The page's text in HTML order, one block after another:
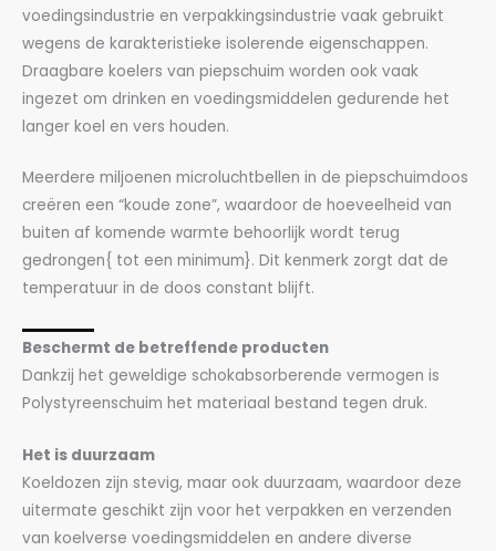
voedingsindustrie en verpakkingsindustrie vaak gebruikt
wegens de karakteristieke isolerende eigenschappen.
Draagbare koelers van piepschuim worden ook vaak
ingezet om drinken en voedingsmiddelen gedurende het
langer koel en vers houden.
Meerdere miljoenen microluchtbellen in de piepschuimdoos
creëren een “koude zone”, waardoor de hoeveelheid van
buiten af komende warmte behoorlijk wordt terug
gedrongen{ tot een minimum}. Dit kenmerk zorgt dat de
temperatuur in de doos constant blijft.
Beschermt de betreffende producten
Dankzij het geweldige schokabsorberende vermogen is
Polystyreenschuim het materiaal bestand tegen druk.
Het is duurzaam
Koeldozen zijn stevig, maar ook duurzaam, waardoor deze
uitermate geschikt zijn voor het verpakken en verzenden
van koelverse voedingsmiddelen en andere diverse